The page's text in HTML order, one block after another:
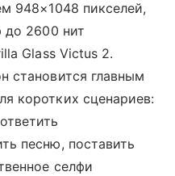
948×1048 пикселей,
до 2600 нит
Glass Victus 2.
становится главным
коротких сценариев:
песню, поставить
селфи